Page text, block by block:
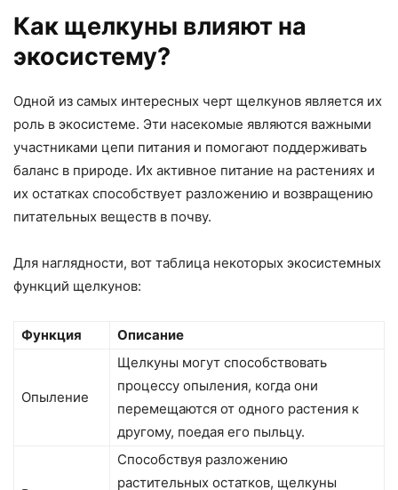
Как щелкуны влияют на
экосистему?
Одной из самых интересных черт щелкунов является их
роль в экосистеме. Эти насекомые являются важными
участниками цепи питания и помогают поддерживать
баланс в природе. Их активное питание на растениях и
их остатках способствует разложению и возвращению
питательных веществ в почву.
Для наглядности, вот таблица некоторых экосистемных
функций щелкунов:
Функция Описание
Опыление
Щелкуны могут способствовать
процессу опыления, когда они
перемещаются от одного растения к
другому, поедая его пыльцу.
Способствуя разложению
растительных остатков, щелкуны